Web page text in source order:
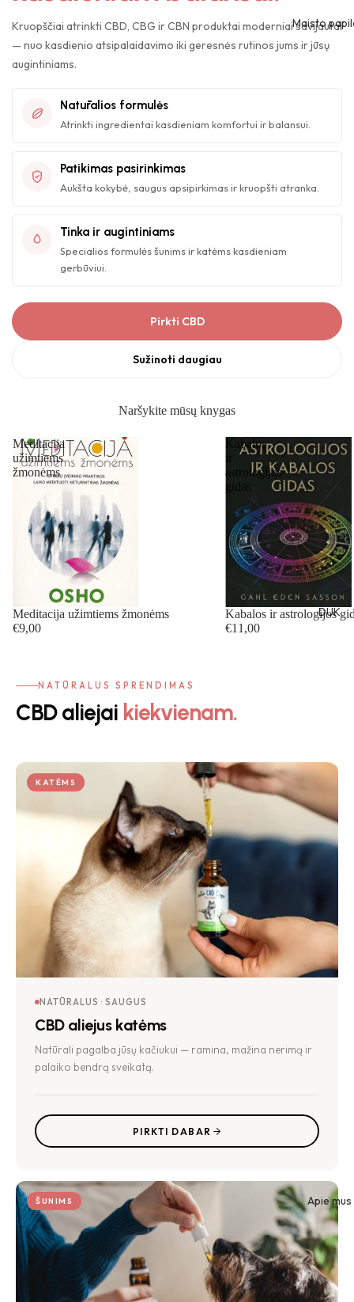
Maisto
DUK
Apie mus
Kruopščiai atrinkti CBD, CBG ir CBN produktai moderniai savijautai
— nuo kasdienio atsipalaidavimo iki geresnės rutinos jums ir jūsų
augintiniams.
Natūralios formulės
Atrinkti ingredientai kasdieniam komfortui ir balansui.
Patikimas pasirinkimas
Aukšta kokybė, saugus apsipirkimas ir kruopšti atranka.
Tinka ir augintiniams
Specialios formulės šunims ir katėms kasdieniam
gerbūviui.
Pirkti CBD
Sužinoti daugiau
Naršykite mūsų knygas
Meditacija
užimtiems
žmonėms
Meditacija užimtiems žmonėms
€9,00
Kabalos
ir
astrologijos
gidas
Kabalos ir astrologijos
€11,00
NATŪRALUS SPRENDIMAS
CBD aliejai kiekvienam.
KATĖMS
NATŪRALUS · SAUGUS
CBD aliejus katėms
Natūrali pagalba jūsų kačiukui — ramina, mažina nerimą ir
palaiko bendrą sveikatą.
PIRKTI DABAR
ŠUNIMS